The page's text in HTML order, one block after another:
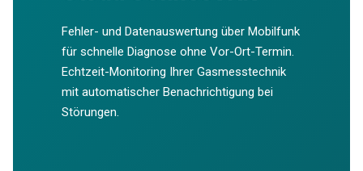
Fehler- und Datenauswertung über Mobilfunk
für schnelle Diagnose ohne Vor-Ort-Termin.
Echtzeit-Monitoring Ihrer Gasmesstechnik
mit automatischer Benachrichtigung bei
Störungen.